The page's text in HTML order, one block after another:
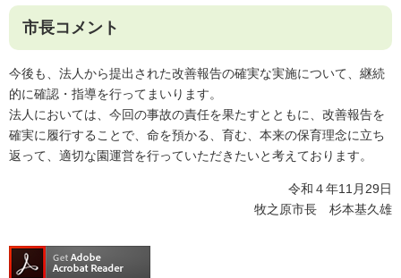
市長コメント
今後も、法人から提出された改善報告の確実な実施について、継続
的に確認・指導を行ってまいります。
法人においては、今回の事故の責任を果たすとともに、改善報告を
確実に履行することで、命を預かる、育む、本来の保育理念に立ち
返って、適切な園運営を行っていただきたいと考えております。
令和４年11月29日
牧之原市長 杉本基久雄